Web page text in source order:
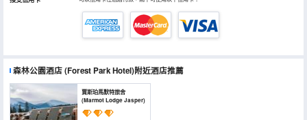
森林公園酒店(Forest Park Hotel)附近酒店推薦
賈斯珀馬默特旅舍
(Marmot Lodge Jasper)